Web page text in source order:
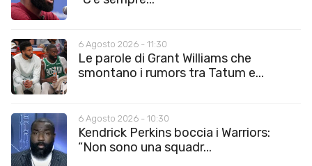
6 Agosto 2026 - 11:30
Le parole di Grant Williams che
smontano i rumors tra Tatum e...
6 Agosto 2026 - 10:30
Kendrick Perkins boccia i Warriors:
“Non sono una squadr...